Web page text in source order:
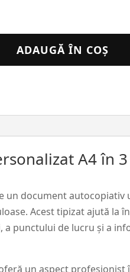
ADAUGĂ ÎN COȘ
A4 în 3
un document autocopiativ
Acest tipizat ajută la
a punctului de lucru și a
un aspect profesionist